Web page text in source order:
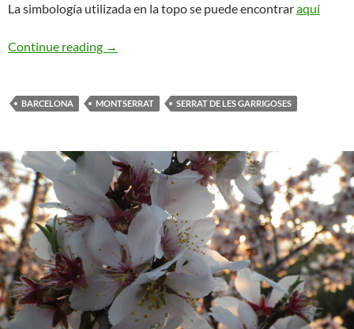
La simbología utilizada en la topo se puede encontraraquí
Continue reading Rosa d’Abril. Serrat de les Garrigoses
→
BARCELONA MONTSERRAT SERRAT DE LES GARRIGOSES